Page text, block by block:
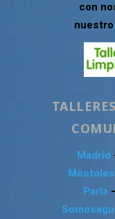
con
nuestro
Madrid
Móstoles
Parla